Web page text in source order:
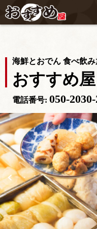
海鮮とおでん 食べ飲み
おすすめ
電話番号: 050-